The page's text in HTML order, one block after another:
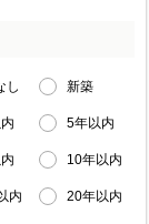
し 新築
5年以内
10年以内
内 20年以内